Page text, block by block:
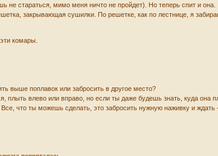
стараться, мимо меня ничто не пройдет). Но теперь спит и она.
закрывающая сушилки. По решетке, как по лестнице, я
комары.
выше поплавок или забросить в другое место?
влево или вправо, но если ты даже будешь знать, куда она
что ты можешь сделать, это забросить нужную наживку и